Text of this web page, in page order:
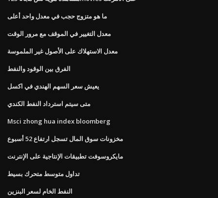
ما هو متزوج حجب في معدل واحد أعلى
معدل التغيير في الموقف مع مرور الوقت
معدل الاستهلاك على الأصول غير الملموسة
الفرق بين الوقود والنفط
يعيش سعر السهم الهندي في اكسل
متى سيتم استرداد النفط الكندي
Msci zhong hua index bloomberg
مخزونات سوق المال تسجل ارتفاع 52 أسبوع
مايكروسوفت تطبيقات الإنتاجية على الإنترنت
تداول متوسط ​​متحرك بسيط
النفط الخام لسعر البنزين